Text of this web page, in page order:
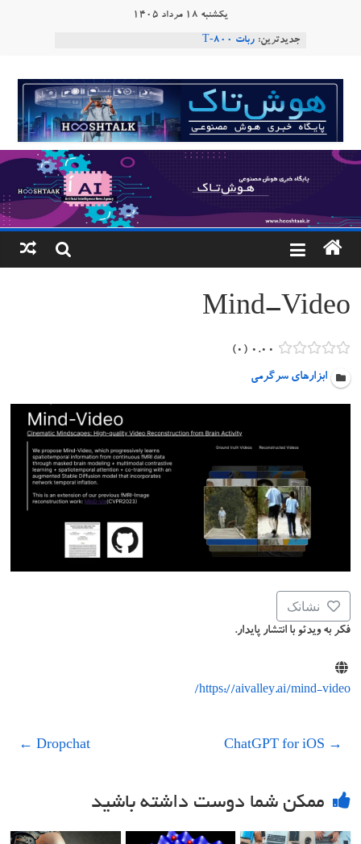
یکشنبه ۱۸ مرداد ۱۴۰۵
جدیدترین: ربات T‑800
دستاورد تازه ایلان ماسک؛ هوش مصنوعی با لهجه
طبیعی فارسی
ربات «Aru» محصول شرکت فرانسوی Nio
Robotics
هوشتاک
پایگاه
خبری
هوش
مصنوعی
www.hooshtaak.ir
Mind-Video
۰.۰۰ ۰
ابزارهای سرگرمی
نشانک
فکر به ویدئو با انتشار پایدار.
https://aivalley.ai/mind-video/
→
Dropchat
←
ممکن شما دوست داشته باشید